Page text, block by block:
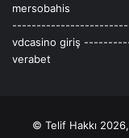
mersobahis
vdcasino giriş
verabet
© Telif Hakkı